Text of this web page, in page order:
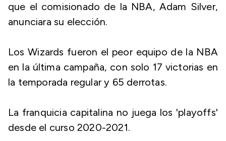
que el comisionado de la NBA, Adam Silver,
anunciara su elección.
Los Wizards fueron el peor equipo de la NBA
en la última campaña, con solo 17 victorias en
la temporada regular y 65 derrotas.
La franquicia capitalina no juega los 'playoffs'
desde el curso 2020-2021.